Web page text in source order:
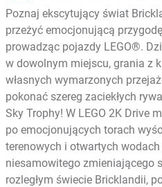
Poznaj ekscytujący świat
przeżyć emocjonującą
prowadząc pojazdy LEGO®.
w dowolnym miejscu, grania z
własnych wymarzonych
pokonać szereg zaciekłych
Sky Trophy! W LEGO 2K Drive
po emocjonujących torach
terenowych i otwartych
niesamowitego zmieniającego
rozległym świecie Bricklandii,